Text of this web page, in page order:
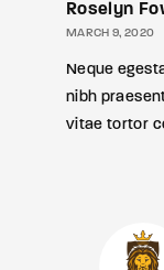
Roselyn
MARCH 9, 2020
Neque
nibh
vitae tortor